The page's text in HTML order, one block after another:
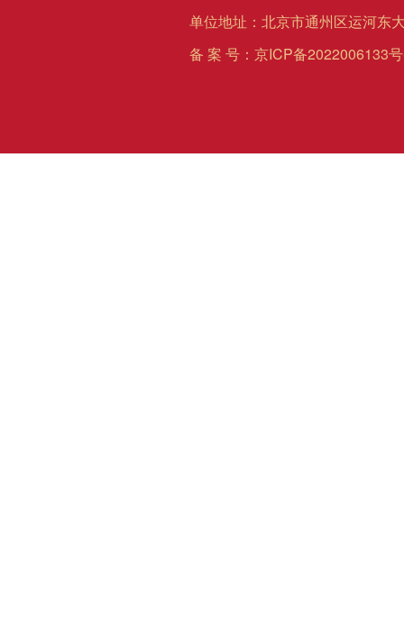
单位地址：北京市通州区运河东
备 案 号： 京ICP备2022006133